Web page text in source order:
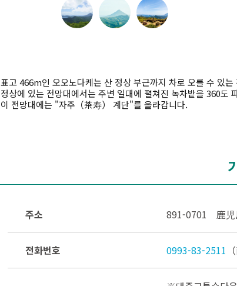
표고 466m인 오오노다케는 산 정상 부근까지 차로 오를 수 있는
정상에 있는 전망대에서는 주변 일대에 펼쳐진 녹차밭을 360도
이 전망대에는 "자주（茶寿） 계단"를 올라갑니다.
주소 891-0701 鹿児
전화번호 0993-83-2511